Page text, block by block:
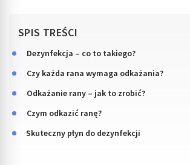
SPIS TREŚCI
Dezynfekcja – co to takiego?
Czy każda rana wymaga odkażania?
Odkażanie rany – jak to zrobić?
Czym odkazić ranę?
Skuteczny płyn do dezynfekcji